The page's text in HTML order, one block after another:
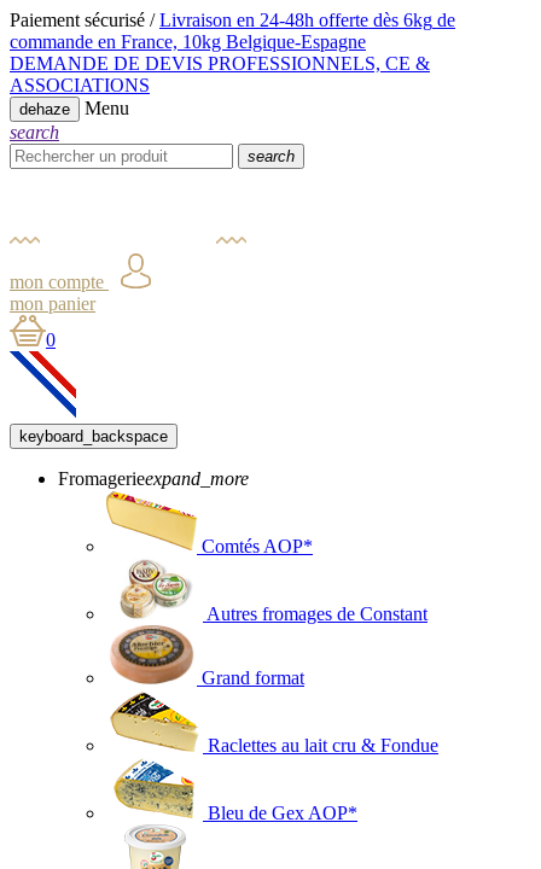
Paiement sécurisé / Livraison en 24-48h offerte dès 6kg de
commande en France, 10kg Belgique-Espagne
DEMANDE DE DEVIS PROFESSIONNELS, CE &
ASSOCIATIONS
dehaze
Menu
search
search
mon compte
mon panier
0
keyboard_backspace
Fromagerieexpand_more
Comtés AOP*
Autres fromages de Constant
Grand format
Raclettes au lait cru & Fondue
Bleu de Gex AOP*